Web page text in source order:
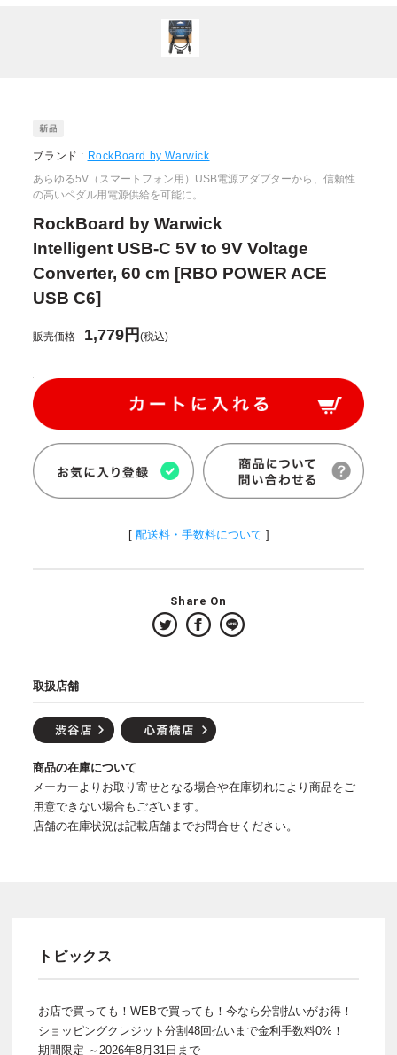
ブランド : RockBoard by Warwick
あらゆる5V（スマートフォン用）USB電源アダプターから、信頼性
の高いペダル用電源供給を可能に。
RockBoard by Warwick
Intelligent USB-C 5V to 9V Voltage
Converter, 60 cm [RBO POWER ACE
USB C6]
販売価格 1,779円(税込)
[ 配送料・手数料について ]
Share On
取扱店舗
商品の在庫について
メーカーよりお取り寄せとなる場合や在庫切れにより商品をご
用意できない場合もございます。
店舗の在庫状況は記載店舗までお問合せください。
トピックス
お店で買っても！WEBで買っても！今なら分割払いがお得！
ショッピングクレジット分割48回払いまで金利手数料0%！
期間限定 ～2026年8月31日まで